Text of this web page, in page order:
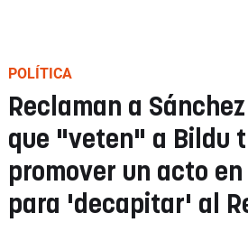
POLÍTICA
Reclaman a
que "veten" a Bildu
promover un acto
para 'decapitar' al